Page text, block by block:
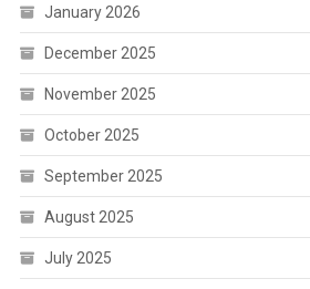
January 2026
December 2025
November 2025
October 2025
September 2025
August 2025
July 2025